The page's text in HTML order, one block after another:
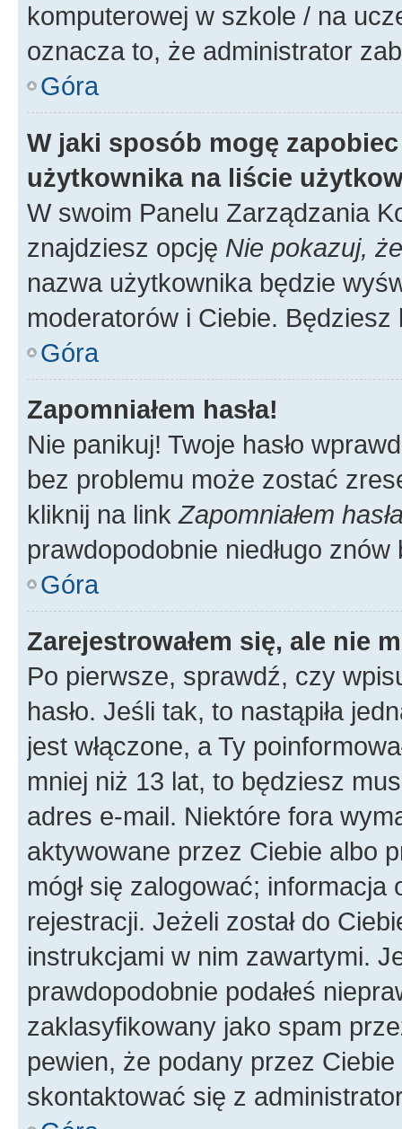
komputerowej w szkole / na
oznacza to, że administrator
Góra
W jaki sposób mogę
użytkownika na liście
W swoim Panelu Zarządzania
znajdziesz opcję Nie pokazuj,
nazwa użytkownika będzie
moderatorów i Ciebie.
Góra
Zapomniałem hasła!
Nie panikuj! Twoje hasło
bez problemu może zostać
kliknij na linkZapomniałem
prawdopodobnie niedługo
Góra
Zarejestrowałem się, ale nie
Po pierwsze, sprawdź, czy
hasło. Jeśli tak, to nastąpiła
jest włączone, a Ty
mniej niż 13 lat, to będziesz
adres e-mail. Niektóre fora
aktywowane przez Ciebie albo
mógł się zalogować;
rejestracji. Jeżeli został do
instrukcjami w nim zawartymi.
prawdopodobnie podałeś
zaklasyfikowany jako spam
pewien, że podany przez
skontaktować się z